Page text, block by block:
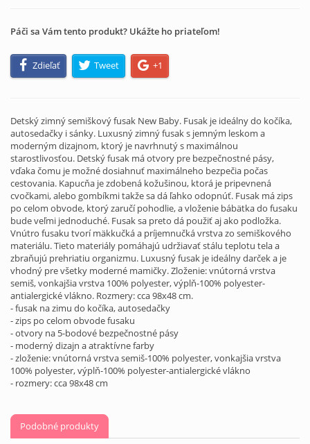
Páči sa Vám tento produkt? Ukážte ho priateľom!
Zdieľať Tweet +1
Detský zimný semiškový fusak New Baby. Fusak je ideálny do kočíka,
autosedačky i sánky. Luxusný zimný fusak s jemným leskom a
moderným dizajnom, ktorý je navrhnutý s maximálnou
starostlivosťou. Detský fusak má otvory pre bezpečnostné pásy,
vďaka čomu je možné dosiahnuť maximálneho bezpečia počas
cestovania. Kapucňa je zdobená kožušinou, ktorá je pripevnená
cvočkami, alebo gombíkmi takže sa dá ľahko odopnúť. Fusak má zips
po celom obvode, ktorý zaručí pohodlie, a vloženie bábätka do fusaku
bude veľmi jednoduché. Fusak sa preto dá použiť aj ako podložka.
Vnútro fusaku tvorí mäkkučká a príjemnučká vrstva zo semiškového
materiálu. Tieto materiály pomáhajú udržiavať stálu teplotu tela a
zbraňujú prehriatiu organizmu. Luxusný fusak je ideálny darček a je
vhodný pre všetky moderné mamičky. Zloženie: vnútorná vrstva
semiš, vonkajšia vrstva 100% polyester, výplň-100% polyester-
antialergické vlákno. Rozmery: cca 98x48 cm.
- fusak na zimu do kočíka, autosedačky
- zips po celom obvode fusaku
- otvory na 5-bodové bezpečnostné pásy
- moderný dizajn a atraktívne farby
- zloženie: vnútorná vrstva semiš-100% polyester, vonkajšia vrstva
100% polyester, výplň-100% polyester-antialergické vlákno
- rozmery: cca 98x48 cm
Podobné produkty